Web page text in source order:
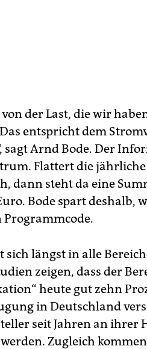
der Last, die wir
entspricht dem
sagt Arnd Bode. Der
Flattert die
dann steht da eine
Bode spart deshalb,
sich längst in alle
zeigen, dass der
heute gut zehn
in Deutschland
seit Jahren an ihrer
Zugleich